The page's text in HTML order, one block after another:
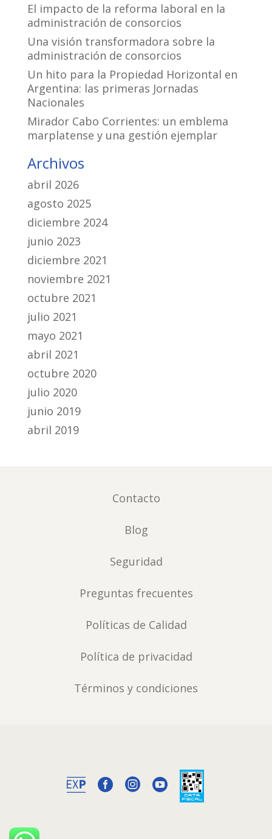
El impacto de la reforma laboral en la
administración de consorcios
Una visión transformadora sobre la
administración de consorcios
Un hito para la Propiedad Horizontal en
Argentina: las primeras Jornadas
Nacionales
Mirador Cabo Corrientes: un emblema
marplatense y una gestión ejemplar
Archivos
abril 2026
agosto 2025
diciembre 2024
junio 2023
diciembre 2021
noviembre 2021
octubre 2021
julio 2021
mayo 2021
abril 2021
octubre 2020
julio 2020
junio 2019
abril 2019
Contacto
Blog
Seguridad
Preguntas frecuentes
Políticas de Calidad
Política de privacidad
Términos y condiciones
  